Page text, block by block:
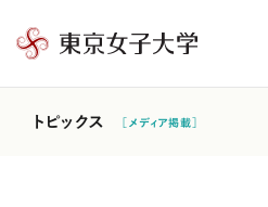
東
トピックス ［メディア掲載］